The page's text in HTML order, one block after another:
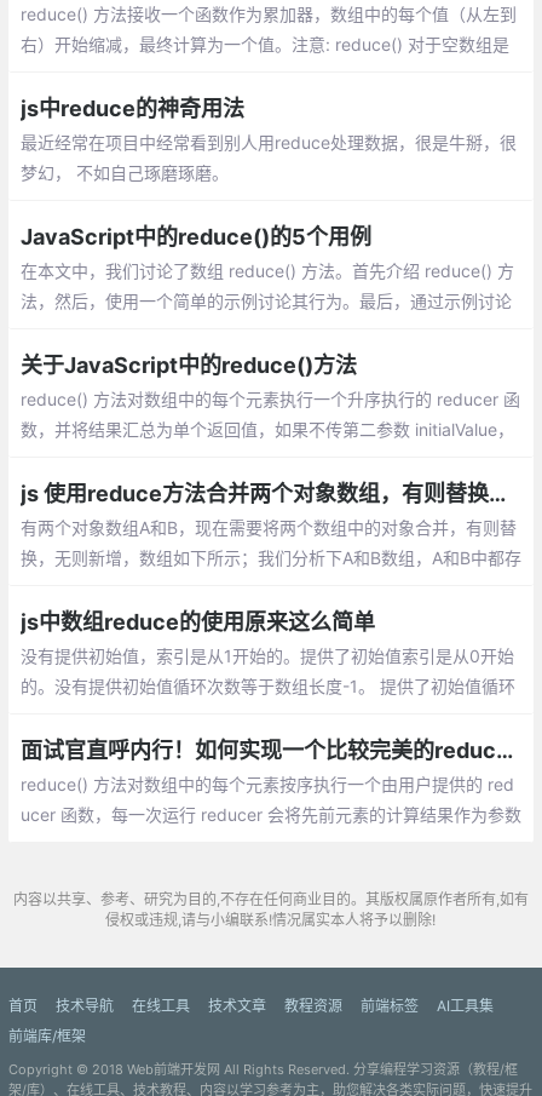
reduce() 方法接收一个函数作为累加器，数组中的每个值（从左到
右）开始缩减，最终计算为一个值。注意: reduce() 对于空数组是
js中reduce的神奇用法
最近经常在项目中经常看到别人用reduce处理数据，很是牛掰，很
梦幻， 不如自己琢磨琢磨。
JavaScript中的reduce()的5个用例
在本文中，我们讨论了数组 reduce() 方法。首先介绍 reduce() 方
法，然后，使用一个简单的示例讨论其行为。最后，通过示例讨论
关于JavaScript中的reduce()方法
reduce() 方法对数组中的每个元素执行一个升序执行的 reducer 函
数，并将结果汇总为单个返回值，如果不传第二参数 initialValue，
执行的返回值，如果传了第二个参数 initialValue
js 使用reduce方法合并两个对象数组，有则替换，无则新增
有两个对象数组A和B，现在需要将两个数组中的对象合并，有则替
换，无则新增，数组如下所示；我们分析下A和B数组，A和B中都存
js中数组reduce的使用原来这么简单
没有提供初始值，索引是从1开始的。提供了初始值索引是从0开始
的。没有提供初始值循环次数等于数组长度-1。 提供了初始值循环
值。提供了初始值cur是索引为0的那个值
面试官直呼内行！如何实现一个比较完美的reduce函数？
reduce() 方法对数组中的每个元素按序执行一个由用户提供的 red
ucer 函数，每一次运行 reducer 会将先前元素的计算结果作为参数
内容以共享、参考、研究为目的,不存在任何商业目的。其版权属原作者所有,如有
侵权或违规,请与小编联系!情况属实本人将予以删除!
首页 技术导航 在线工具 技术文章 教程资源 前端标签
AI工具集
前端库/框架